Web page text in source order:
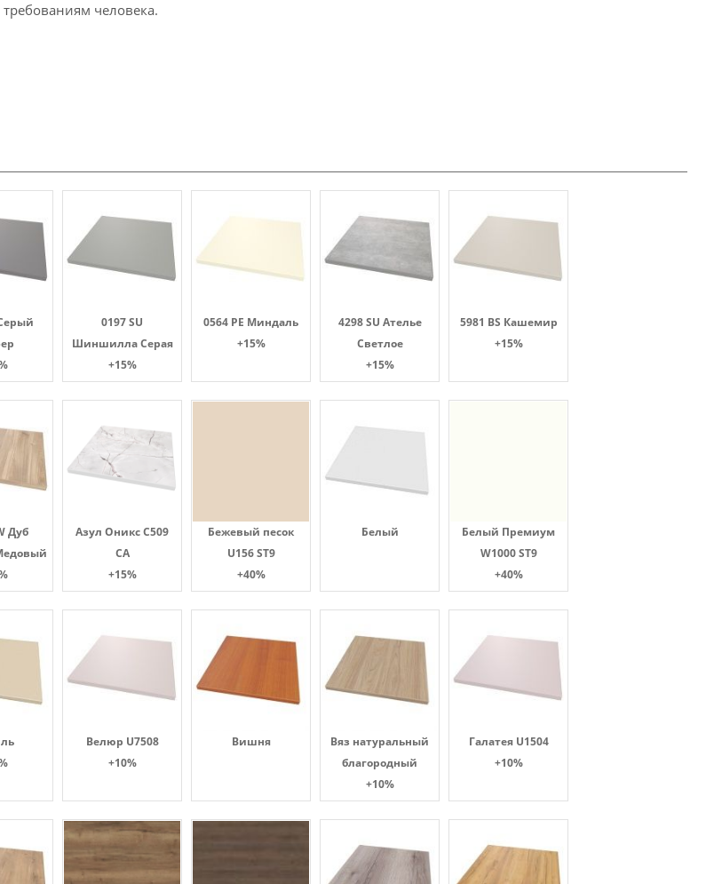
человека.
0197 SU
Шиншилла Серая
+15%
0564 PE Миндаль
+15%
4298 SU Ателье
Светлое
+15%
5981 BS Кашемир
+15%
Дуб
Азул Оникс С509
СА
+15%
Бежевый песок
U156 ST9
+40%
Белый
Белый Премиум
W1000 ST9
+40%
Велюр U7508
+10%
Вишня
Вяз натуральный
благородный
+10%
Галатея U1504
+10%